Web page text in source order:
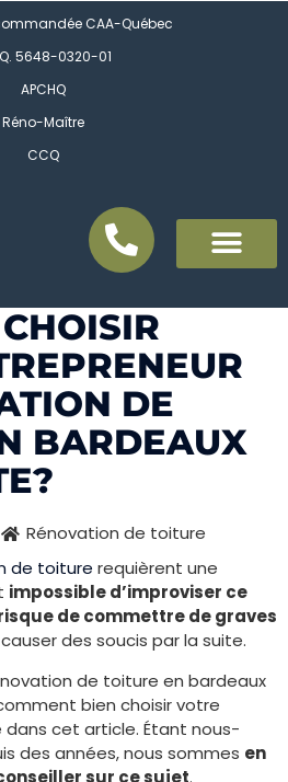
CAA-Québec
5648-0320-01
APCHQ
Réno-Maître
CCQ
DE
BARDEAUX
Rénovation de toiture
de toiture requièrent une
impossible d’improviser ce
de commettre de graves
des soucis par la suite.
de toiture en bardeaux
bien choisir votre
cet article. Étant nous-
des années, nous sommes en